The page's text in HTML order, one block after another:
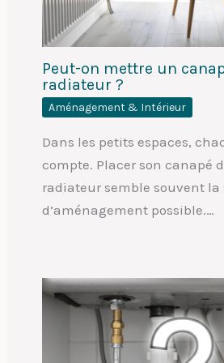
Peut-on mettre un
radiateur ?
Aménagement & Intérieur
Dans les petits espaces,
compte. Placer son canapé
radiateur semble souvent la
d’aménagement possible.…